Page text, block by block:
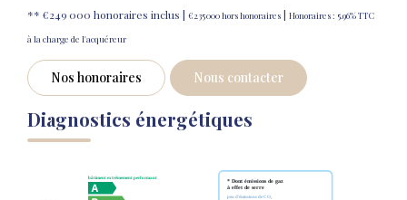
** €249 000 honoraires inclus | €235 000hors honoraires | Honoraires : 5.96% TTC
à la charge de l'acquéreur
Nos honoraires Nous contacter
Diagnostics énergétiques